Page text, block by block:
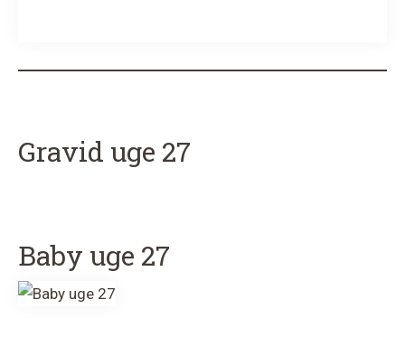
Gravid uge 27
Baby uge 27